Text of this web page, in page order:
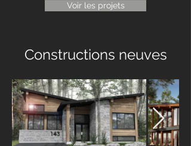
Voir les projets
Constructions neuves